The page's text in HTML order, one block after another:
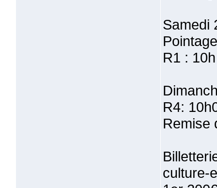
Samedi
R1 :
R4:
Remise
culture-